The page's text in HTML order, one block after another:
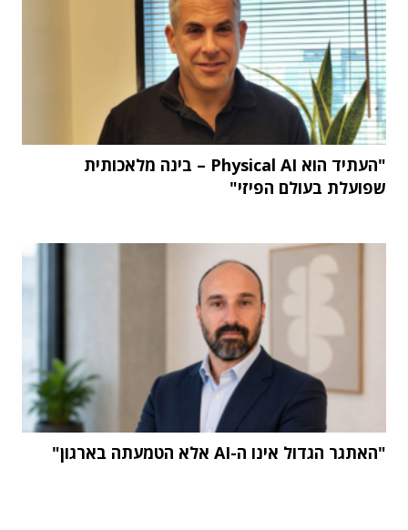
"העתיד הוא Physical AI – בינה מלאכותית
שפועלת בעולם הפיזי"
"האתגר הגדול אינו ה-AI אלא הטמעתה בארגון"